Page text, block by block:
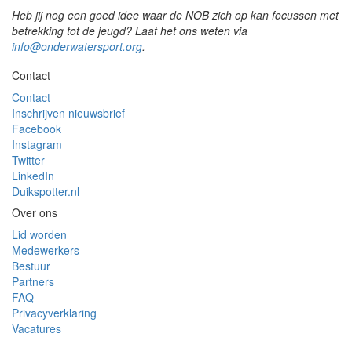
Heb jij nog een goed idee waar de NOB zich op kan focussen met
betrekking tot de jeugd? Laat het ons weten via
info@onderwatersport.org.
Contact
Contact
Inschrijven nieuwsbrief
Facebook
Instagram
Twitter
LinkedIn
Duikspotter.nl
Over ons
Lid worden
Medewerkers
Bestuur
Partners
FAQ
Privacyverklaring
Vacatures